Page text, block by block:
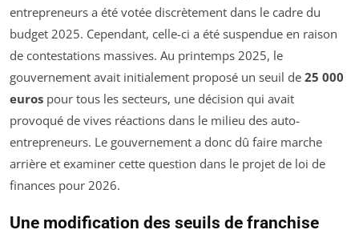
entrepreneurs a été votée discrètement dans le cadre du
budget 2025. Cependant, celle-ci a été suspendue en raison
de contestations massives. Au printemps 2025, le
gouvernement avait initialement proposé un seuil de 25 000
euros pour tous les secteurs, une décision qui avait
provoqué de vives réactions dans le milieu des auto-
entrepreneurs. Le gouvernement a donc dû faire marche
arrière et examiner cette question dans le projet de loi de
finances pour 2026.
Une modification des seuils de franchise